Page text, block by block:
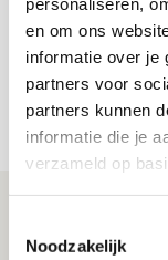
en om ons
informatie over je
partners voor
partners kunnen
informatie die je
verzameld op
Noodzakelijk
Net binnen //
Ajax -